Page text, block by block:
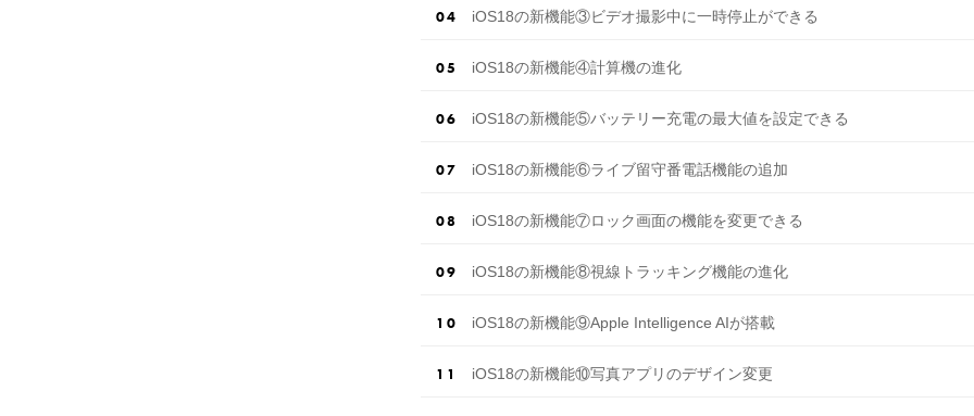
iOS18の新機能③ビデオ撮影中に一時停止ができる
iOS18の新機能④計算機の進化
iOS18の新機能⑤バッテリー充電の最大値を設定できる
iOS18の新機能⑥ライブ留守番電話機能の追加
iOS18の新機能⑦ロック画面の機能を変更できる
iOS18の新機能⑧視線トラッキング機能の進化
iOS18の新機能⑨Apple Intelligence AIが搭載
iOS18の新機能⑩写真アプリのデザイン変更